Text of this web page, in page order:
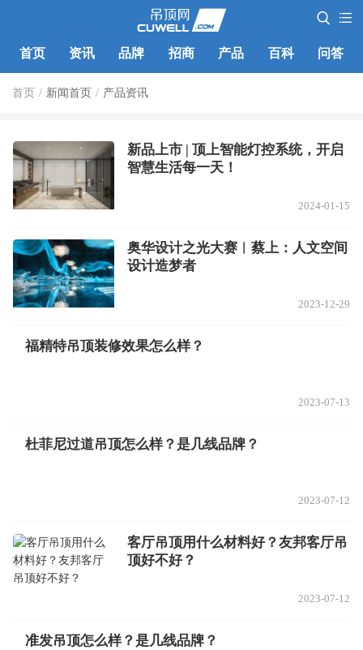
首页 资讯 品牌 招商 产品 百科 问答
首页 / 新闻首页 / 产品资讯
新品上市 | 顶上智能灯控系统，开启
智慧生活每一天！
2024-01-15
奥华设计之光大赛︱蔡上：人文空间
设计造梦者
2023-12-29
福精特吊顶装修效果怎么样？
2023-07-13
杜菲尼过道吊顶怎么样？是几线品牌？
2023-07-12
客厅吊顶用什么材料好？友邦客厅吊
顶好不好？
2023-07-12
准发吊顶怎么样？是几线品牌？